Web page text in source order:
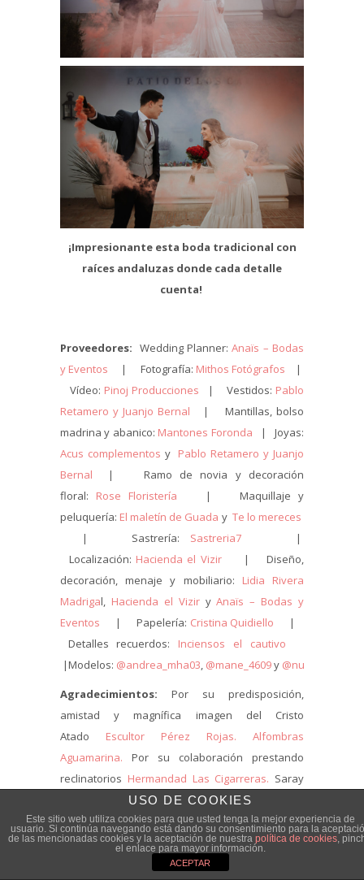
¡Impresionante esta boda tradicional con
raíces andaluzas donde cada detalle
cuenta!
Proveedores: Wedding Planner:Anaïs – Bodas
y Eventos | Fotografía: Mithos Fotógrafos |
Vídeo: Pinoj Producciones | Vestidos: Pablo
Retamero y Juanjo Bernal | Mantillas, bolso
madrina y abanico: Mantones Foronda | Joyas:
Acus complementos y Pablo Retamero y Juanjo
Bernal | Ramo de novia y decoración
floral: Rose Floristería | Maquillaje y
peluquería: El maletín de Guada y Te lo mereces
| Sastrería: Sastreria7|
Localización: Hacienda el Vizir| Diseño,
decoración, menaje y mobiliario: Lidia Rivera
Madrigal, Hacienda el ViziryAnaïs – Bodas y
Eventos | Papelería: Cristina Quidiello |
Detalles recuerdos: Inciensos el cautivo
|Modelos: @andrea_mha03, @mane_4609y
Agradecimientos: Por su predisposición,
amistad y magnífica imagen del Cristo
Atado Escultor Pérez Rojas.
Alfombras
Aguamarina. Por su colaboración prestando
reclinatorios Hermandad Las Cigarreras. Saray
gracias por ayudarme y darme ánimos, apoyo y
buenos consejos Un lunes 28.Cristina gracias
por estar ahí todos los días y por tu maravillosa
Cristina Cantero Bermudez.
USO DE COOKIES
Este sitio web utiliza cookies para que usted tenga la mejor experiencia de
usuario. Si continúa navegando está dando su consentimiento para la
de las mencionadas cookies y la aceptación de nuestra política de cookies,
el enlace para mayor información.
ACEPTAR